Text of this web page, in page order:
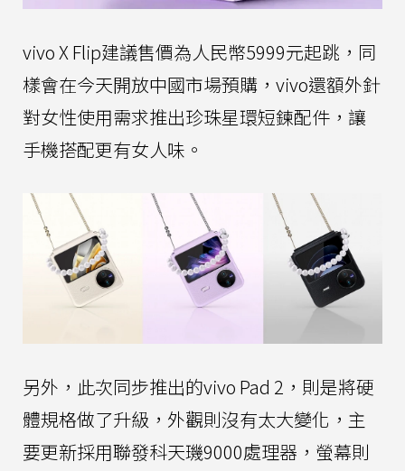
vivo X Flip建議售價為人民幣5999元起跳，同
樣會在今天開放中國市場預購，vivo還額外針
對女性使用需求推出珍珠星環短鍊配件，讓
手機搭配更有女人味。
另外，此次同步推出的vivo Pad 2，則是將硬
體規格做了升級，外觀則沒有太大變化，主
要更新採用聯發科天璣9000處理器，螢幕則